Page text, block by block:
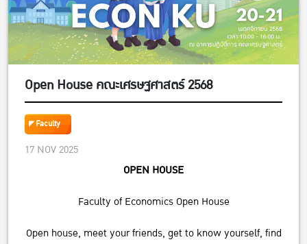
Open House คณะเศรษฐศาสตร์ 2568
Faculty
17 NOV 2025
OPEN HOUSE
Faculty of Economics Open House
Open house, meet your friends, get to know yourself, find